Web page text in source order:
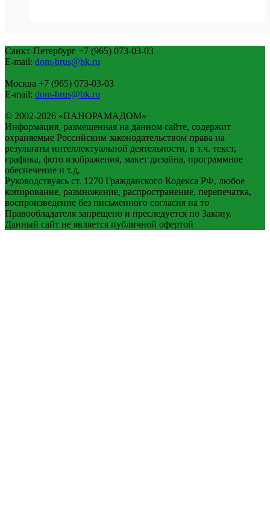
Санкт-Петербург +7 (965) 073-03-03
E-mail: dom-brus@bk.ru
Москва +7 (965) 073-03-03
E-mail: dom-brus@bk.ru
© 2002-2026 «ПАНОРАМАДОМ»
Информация, размещенная на данном сайте, содержит
охраняемые Российским законодательством права на
результаты интеллектуальной деятельности, в т.ч. текст,
графика, фото изображения, макет дизайна, программное
обеспечение и т.д.
Руководствуясь ст. 1270 Гражданского Кодекса РФ, любое
копирование, размножение, распространение, перепечатка,
воспроизведение без письменного согласия на то
Правообладателя запрещено и преследуется по Закону.
Данный сайт не является публичной офертой